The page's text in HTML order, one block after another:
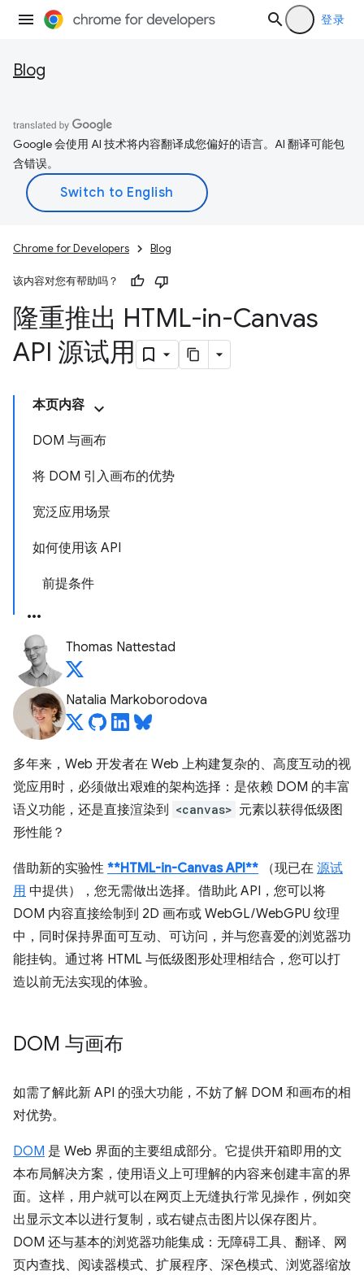
登录
Blog
Google 会使用 AI 技术将内容翻译成您偏好的语言。AI 翻译可能包
含错误。
Chrome for Developers Blog
该内容对您有帮助吗？
隆重推出 HTML-in-Canvas
API 源试用
本页内容
DOM 与画布
将 DOM 引入画布的优势
宽泛应用场景
如何使用该 API
前提条件
Thomas Nattestad
Natalia Markoborodova
多年来，Web 开发者在 Web 上构建复杂的、高度互动的视
觉应用时，必须做出艰难的架构选择：是依赖 DOM 的丰富
语义功能，还是直接渲染到 <canvas> 元素以获得低级图
形性能？
借助新的实验性 **HTML-in-Canvas API** （现已在 源试
用 中提供），您无需做出选择。借助此 API，您可以将
DOM 内容直接绘制到 2D 画布或 WebGL/WebGPU 纹理
中，同时保持界面可互动、可访问，并与您喜爱的浏览器功
能挂钩。通过将 HTML 与低级图形处理相结合，您可以打
造以前无法实现的体验。
DOM 与画布
如需了解此新 API 的强大功能，不妨了解 DOM 和画布的相
对优势。
DOM 是 Web 界面的主要组成部分。它提供开箱即用的文
本布局解决方案，使用语义上可理解的内容来创建丰富的界
面。这样，用户就可以在网页上无缝执行常见操作，例如突
出显示文本以进行复制，或右键点击图片以保存图片。
DOM 还与基本的浏览器功能集成：无障碍工具、翻译、网
页内查找、阅读器模式、扩展程序、深色模式、浏览器缩放